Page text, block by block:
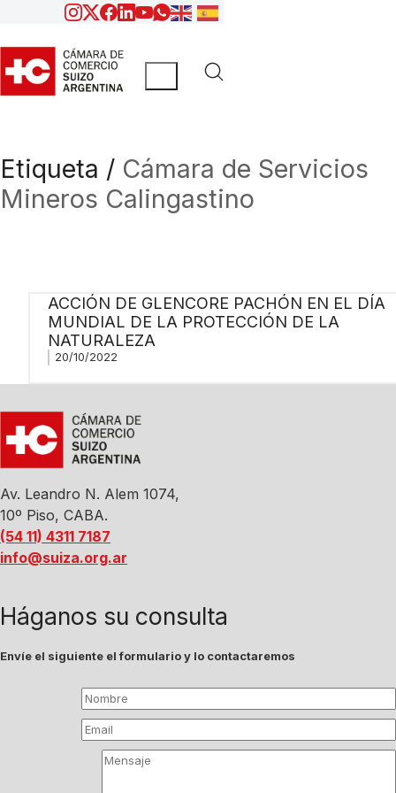
Etiqueta / Cámara de Servicios
Mineros Calingastino
ACCIÓN DE GLENCORE PACHÓN EN EL DÍA
MUNDIAL DE LA PROTECCIÓN DE LA
NATURALEZA
20/10/2022
Av. Leandro N. Alem 1074,
10º Piso, CABA.
(54 11) 4311 7187
info@suiza.org.ar
Háganos su consulta
Envíe el siguiente el formulario y lo contactaremos